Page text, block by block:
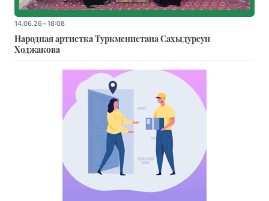
14.06.26 - 18:08
Народная артистка Туркменистана Сахыдурсун
Ходжакова